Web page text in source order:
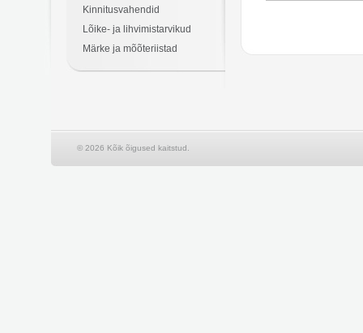
Kinnitusvahendid
Lõike- ja lihvimistarvikud
Märke ja mõõteriistad
© 2026 Kõik õigused kaitstud.